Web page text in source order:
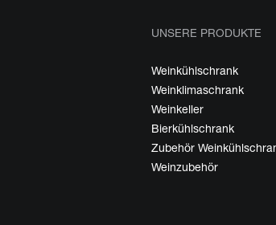
UNSERE PRODUKTE
Weinkühlschrank
Weinklimaschrank
Weinkeller
Bierkühlschrank
Zubehör
Weinzubehör